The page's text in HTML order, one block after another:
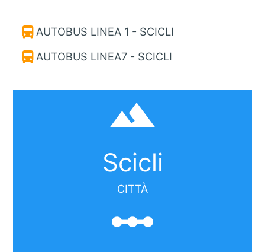
directions_bus AUTOBUS LINEA 1 - SCICLI
directions_bus AUTOBUS LINEA7 - SCICLI
filter_hdr
Scicli
CITTÀ
linear_scale